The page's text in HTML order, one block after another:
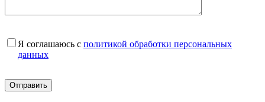
Я соглашаюсь с политикой обработки персональных
данных